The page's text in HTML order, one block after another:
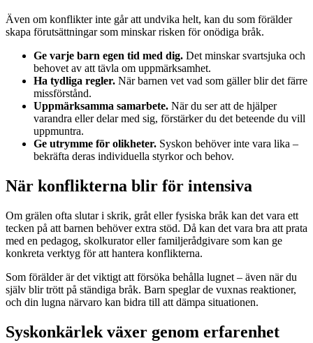
Även om konflikter inte går att undvika helt, kan du som förälder
skapa förutsättningar som minskar risken för onödiga bråk.
Ge varje barn egen tid med dig. Det minskar svartsjuka och
behovet av att tävla om uppmärksamhet.
Ha tydliga regler. När barnen vet vad som gäller blir det färre
missförstånd.
Uppmärksamma samarbete. När du ser att de hjälper
varandra eller delar med sig, förstärker du det beteende du vill
uppmuntra.
Ge utrymme för olikheter. Syskon behöver inte vara lika –
bekräfta deras individuella styrkor och behov.
När konflikterna blir för intensiva
Om grälen ofta slutar i skrik, gråt eller fysiska bråk kan det vara ett
tecken på att barnen behöver extra stöd. Då kan det vara bra att prata
med en pedagog, skolkurator eller familjerådgivare som kan ge
konkreta verktyg för att hantera konflikterna.
Som förälder är det viktigt att försöka behålla lugnet – även när du
själv blir trött på ständiga bråk. Barn speglar de vuxnas reaktioner,
och din lugna närvaro kan bidra till att dämpa situationen.
Syskonkärlek växer genom erfarenhet